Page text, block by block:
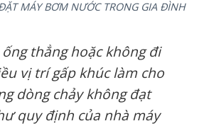
MÁY BƠM NƯỚC TRONG GIA ĐÌNH
thẳng hoặc không đi
vị trí gấp khúc làm cho
dòng chảy không đạt
quy định của nhà máy